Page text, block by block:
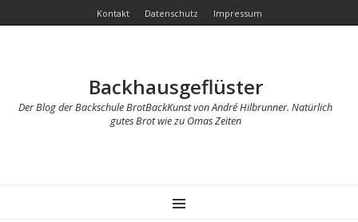
Kontakt Datenschutz Impressum
Backhausgeflüster
Der Blog der Backschule BrotBackKunst von André Hilbrunner. Natürlich
gutes Brot wie zu Omas Zeiten
MENU